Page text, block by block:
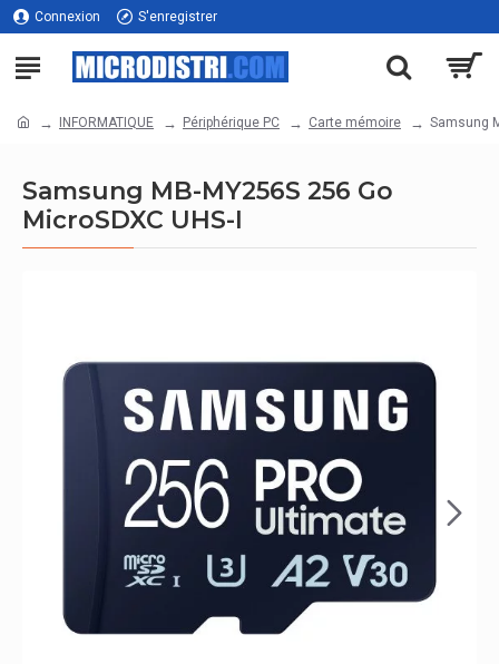
Connexion S'enregistrer
INFORMATIQUE Périphérique PC Carte mémoire Samsung
Samsung MB-MY256S 256 Go
MicroSDXC UHS-I